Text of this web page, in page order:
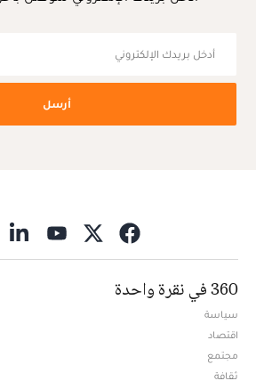
أرسل
360 في نقرة واحدة
سياسة
اقتصاد
مجتمع
ثقافة